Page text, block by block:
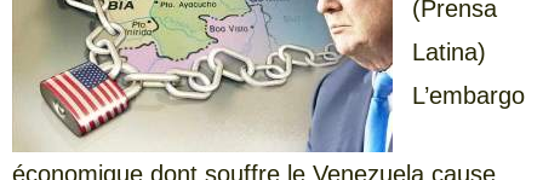
(Prensa
Latina)
L’embargo
économique dont souffre le Venezuela cause